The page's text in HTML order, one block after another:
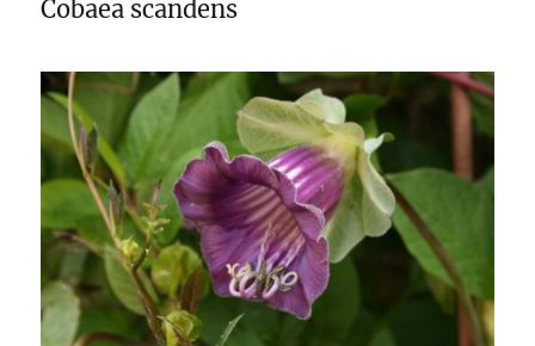
Cobaea scandens